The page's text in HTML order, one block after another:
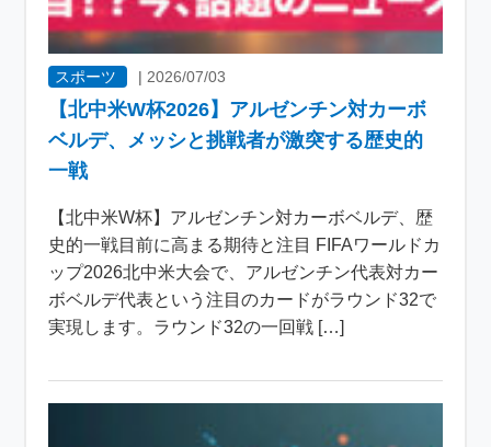
スポーツ | 2026/07/03
【北中米W杯2026】アルゼンチン対カーボ
ベルデ、メッシと挑戦者が激突する歴史的
一戦
【北中米W杯】アルゼンチン対カーボベルデ、歴
史的一戦目前に高まる期待と注目 FIFAワールドカ
ップ2026北中米大会で、アルゼンチン代表対カー
ボベルデ代表という注目のカードがラウンド32で
実現します。ラウンド32の一回戦 […]